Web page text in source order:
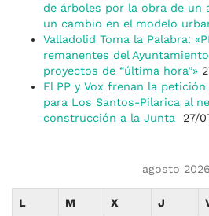
de árboles por la obra de un
un cambio en el modelo
Valladolid Toma la Palabra:
remanentes del
proyectos de “última hora”»
El PP y Vox frenan la
para Los Santos-Pilarica al
construcción a la Junta
27/
agosto 2026
L M X J